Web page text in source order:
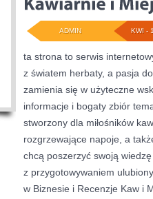
KWI -
ADMIN
ta strona to serwis
z światem herbaty, a pasja
zamienia się w użyteczne
informacje i bogaty zbiór
stworzony dla miłośników
rozgrzewające napoje, a
chcą poszerzyć swoją
z przygotowywaniem
w Biznesie i Recenzje Kaw i